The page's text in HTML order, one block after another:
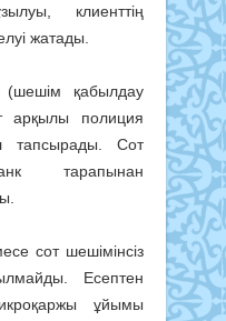
клиенттің
жатады.
(шешім қабылдау
арқылы полиция
тапсырады. Сот
тарапынан
сот шешімінсіз
Есептен
ұйымы